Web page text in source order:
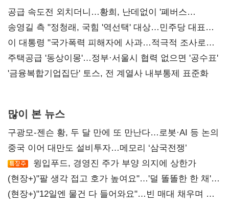
공급 속도전 외치더니…황희, 난데없이 '폐버스
리모델링' 제안
송영길 측 "정청래, 국힘 '역선택' 대상…민주당 대표로
총선 지휘 못해"
이 대통령 "국가폭력 피해자에 사과…적극적 조사로
진실 밝혀야"
주택공급 '동상이몽'…정부·서울시 협력 없으면 '공수표'
'금융복합기업집단' 토스, 전 계열사 내부통제 표준화
많이 본 뉴스
구광모-젠슨 황, 두 달 만에 또 만난다…로봇·AI 등 논의
중국 이어 대만도 설비투자…메모리 ‘삼국전쟁’
윙입푸드, 경영진 주가 부양 의지에 상한가
(현장+)"팔 생각 접고 호가 높여요"…'덜 똘똘한 한 채'
20억 키맞추기
(현장+)"12일엔 물건 다 들어와요"…빈 매대 채우며 문